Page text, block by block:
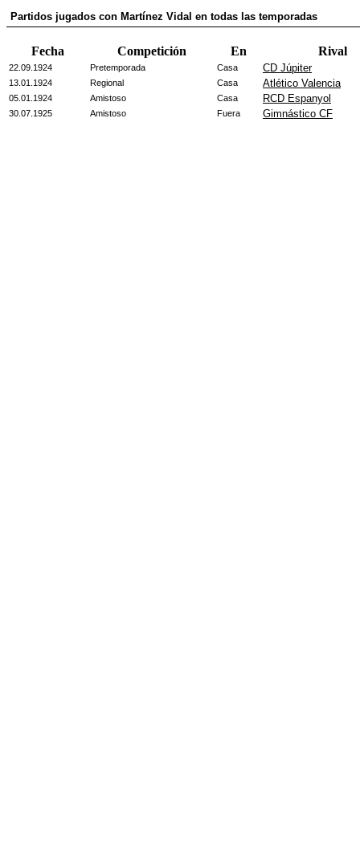
Partidos jugados con Martínez Vidal en todas las temporadas
Fecha Competición En Rival
22.09.1924 Pretemporada Casa CD Júpiter
13.01.1924 Regional Casa Atlético Valencia
05.01.1924 Amistoso Casa RCD Espanyol
30.07.1925 Amistoso Fuera Gimnástico CF